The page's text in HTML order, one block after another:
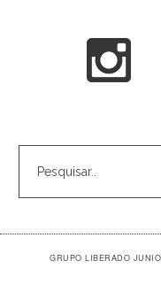
GRUPO LIBERADO